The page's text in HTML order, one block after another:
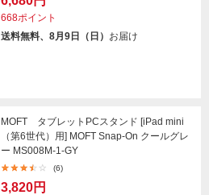
668ポイント
送料無料、8月9日（日） お届け
MOFT タブレットPCスタンド [iPad mini
（第6世代）用] MOFT Snap-On クールグレ
ー MS008M-1-GY
(6)
3,820円